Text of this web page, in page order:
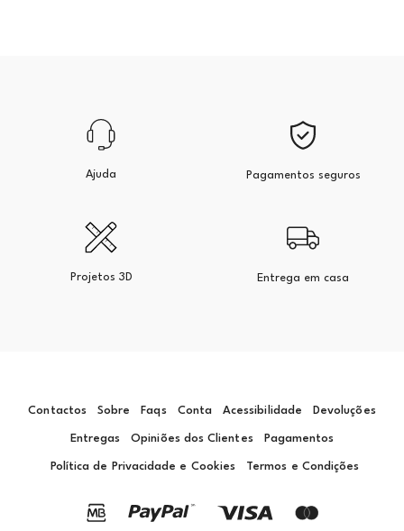
Ajuda Pagamentos seguros
Projetos 3D Entrega em casa
Contactos Sobre Faqs Conta Acessibilidade Devoluções
Entregas Opiniões dos Clientes Pagamentos
Política de Privacidade e Cookies Termos e Condições